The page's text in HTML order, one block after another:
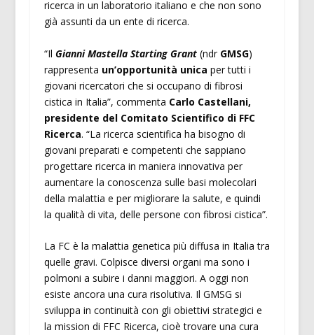
ricerca in un laboratorio italiano e che non sono
già assunti da un ente di ricerca.
“Il Gianni Mastella Starting Grant(ndr GMSG)
rappresenta un’opportunità unica per tutti i
giovani ricercatori che si occupano di fibrosi
cistica in Italia”, commenta Carlo Castellani,
presidente del Comitato Scientifico di FFC
Ricerca. “La ricerca scientifica ha bisogno di
giovani preparati e competenti che sappiano
progettare ricerca in maniera innovativa per
aumentare la conoscenza sulle basi molecolari
della malattia e per migliorare la salute, e quindi
la qualità di vita, delle persone con fibrosi cistica”.
La FC è la malattia genetica più diffusa in Italia tra
quelle gravi. Colpisce diversi organi ma sono i
polmoni a subire i danni maggiori. A oggi non
esiste ancora una cura risolutiva. Il GMSG si
sviluppa in continuità con gli obiettivi strategici e
la mission di FFC Ricerca, cioè trovare una cura